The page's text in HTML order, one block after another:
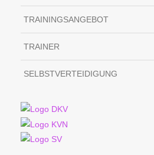
TRAININGSANGEBOT
TRAINER
SELBSTVERTEIDIGUNG